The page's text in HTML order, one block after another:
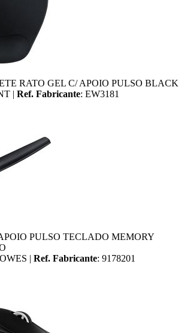
RATO GEL C/ APOIO PULSO BLACK
| Ref. Fabricante: EW3181
PULSO TECLADO MEMORY
| Ref. Fabricante: 9178201